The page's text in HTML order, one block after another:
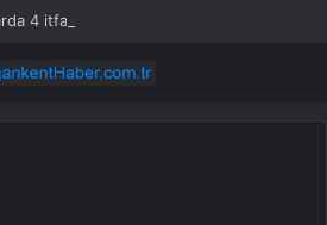
4 itfaiye eri hayatını kaybetti